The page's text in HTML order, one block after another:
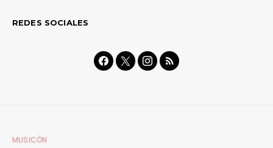
REDES SOCIALES
MUSICÓN